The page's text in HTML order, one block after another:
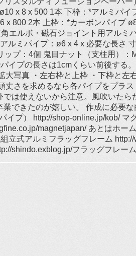
x 8 x 500 1本 下枠：*アルミパイ
x 800 2本 上枠：*カーボンパイプ
エルボ・磁石ジョイント用アルミ
ルミパイプ：ø6 x 4 x 必要な長さ
プ：4個 鬼目ナット（支柱用）：
イプの長さは1cmくらい前後する。
写真 ・左右枠と上枠 ・下枠と左
丈さを求めるなら各パイプをプラス
は使えないから注意。風吹いたら
できたのが嬉しい。 作成に必要な
イプ） http://shop-online.jp/kob/ マ
magnetjapan/ あとはホー
立式アルミフラッグフレーム
shindo.exblog.jp/フラッグフレーム